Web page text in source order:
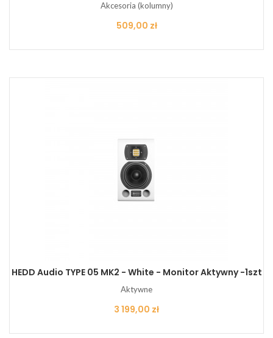
Akcesoria (kolumny)
Cena
509,00 zł
HEDD Audio TYPE 05 MK2 - White - Monitor Aktywny -1szt
Aktywne
Cena
3 199,00 zł